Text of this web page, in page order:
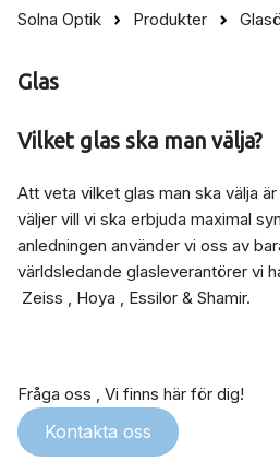
Solna Optik Produkter
Glas
Vilket glas ska man välja?
Att veta vilket glas man ska välja
väljer vill vi ska erbjuda maximal
anledningen använder vi oss av
världsledande glasleverantörer vi
Zeiss , Hoya , Essilor & Shamir.
Fråga oss , Vi finns här för dig!
Kontakta oss